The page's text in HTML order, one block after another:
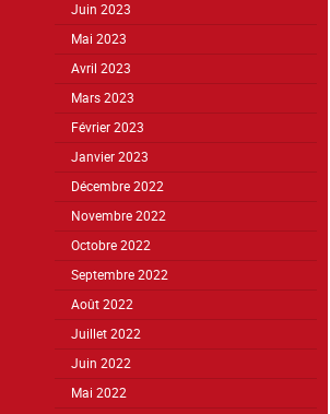
Juin 2023
Mai 2023
Avril 2023
Mars 2023
Février 2023
Janvier 2023
Décembre 2022
Novembre 2022
Octobre 2022
Septembre 2022
Août 2022
Juillet 2022
Juin 2022
Mai 2022